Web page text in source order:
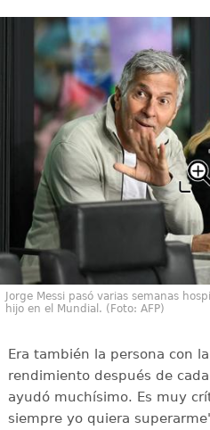
Jorge Messi pasó varias semanas
hijo en el Mundial. (Foto: AFP)
Era también la persona con
rendimiento después de
ayudó muchísimo. Es muy
siempre yo quiera